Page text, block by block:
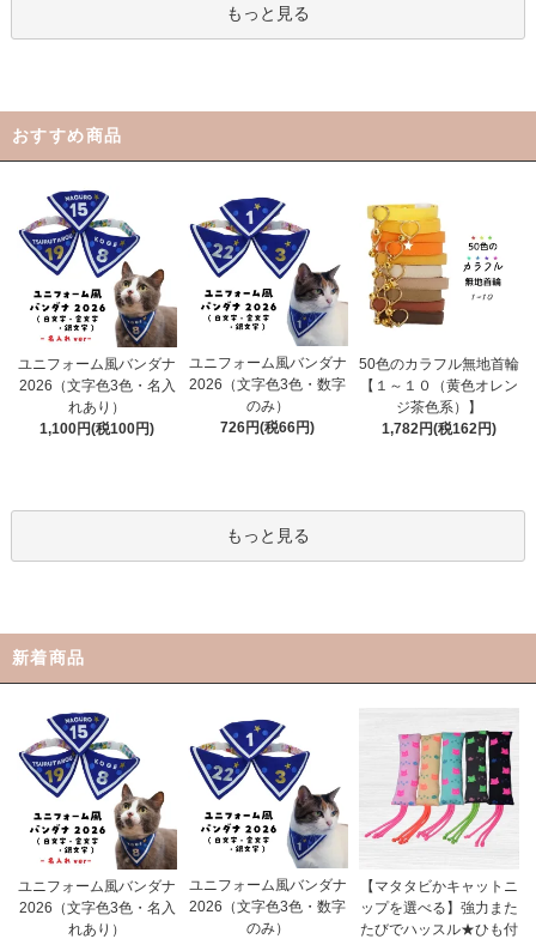
もっと見る
おすすめ商品
ユニフォーム風バンダナ
2026（文字色3色・名入
れあり）
1,100円(税100円)
ユニフォーム風バンダナ
2026（文字色3色・数字
のみ）
726円(税66円)
50色のカラフル無地首輪
【１～１０（黄色オレン
ジ茶色系）】
1,782円(税162円)
もっと見る
新着商品
ユニフォーム風バンダナ
2026（文字色3色・名入
れあり）
ユニフォーム風バンダナ
2026（文字色3色・数字
のみ）
【マタタビかキャットニ
ップを選べる】強力また
たびでハッスル★ひも付